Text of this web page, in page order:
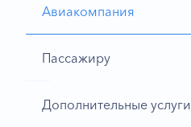
Авиакомпания
Пассажиру
Дополнительные услуги